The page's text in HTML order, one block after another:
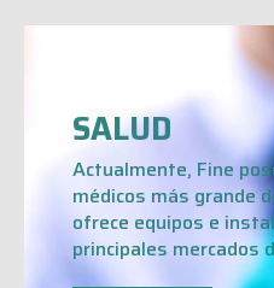
SALUD
Actualmente, Fine
médicos más grande
ofrece equipos e
principales mercados